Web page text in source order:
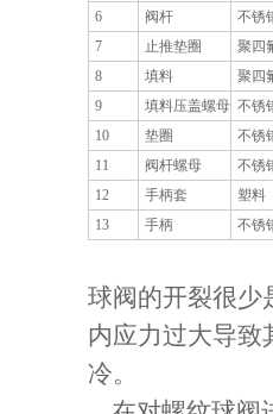
6
阀杆
不锈
7
止推垫圈
聚四
8
填料
聚四
9
填料压盖螺母 不锈
10
垫圈
不锈
11
阀杆螺母
不锈
12
手柄套
塑料
13
手柄 不锈
球阀的开裂很少
内应力过大导致
冷。